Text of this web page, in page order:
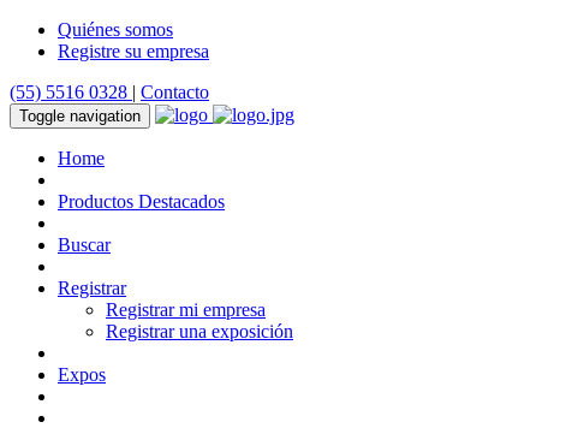
Quiénes somos
Registre su empresa
(55) 5516 0328 | Contacto
Toggle navigation
Home
Productos Destacados
Buscar
Registrar
Registrar mi empresa
Registrar una exposición
Expos